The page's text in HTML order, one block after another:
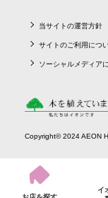
当サイトの運営方針
サイトのご利用につ
ソーシャルメディア
Copyright© 2024 AEON
イ